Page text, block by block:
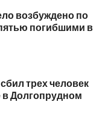
возбуждено по
погибшими в
трех человек
в Долгопрудном